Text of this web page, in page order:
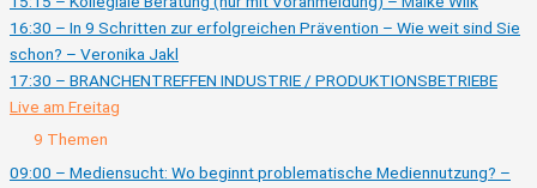
16:30 – In 9 Schritten zur erfolgreichen Prävention – Wie weit sind Sie
schon? – Veronika Jakl
17:30 – BRANCHENTREFFEN INDUSTRIE / PRODUKTIONSBETRIEBE
Live am Freitag
Zusammenklappen
Live
Freitag
9 Themen
09:00 – Mediensucht: Wo beginnt problematische Mediennutzung? –